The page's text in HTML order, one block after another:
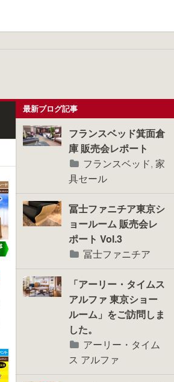
最新ブログ記事
フランスベッド箕面倉
庫 販売会レポート
フランスベッド, 家
具セール
冨士ファニチア東京シ
ョールーム 販売会レ
ポート Vol.3
冨士ファニチア
「アーリー・タイムス
アルファ 東京ショー
ルーム」をご訪問しま
した。
アーリー・タイム
ス アルファ